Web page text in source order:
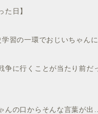
た日】
習の一環でおじいちゃん
争に行くことが当たり前
んの口からそんな言葉が